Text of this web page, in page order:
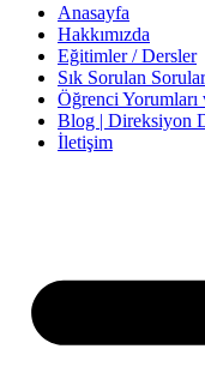
Anasayfa
Hakkımızda
Eğitimler / Dersler
Sık Sorulan Sorular
Öğrenci Yorumları
Blog | Direksiyon
İletişim